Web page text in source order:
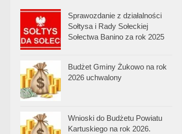
Sprawozdanie z działalności
Sołtysa i Rady Sołeckiej
Sołectwa Banino za rok 2025
Budżet Gminy Żukowo na rok
2026 uchwalony
Wnioski do Budżetu Powiatu
Kartuskiego na rok 2026.